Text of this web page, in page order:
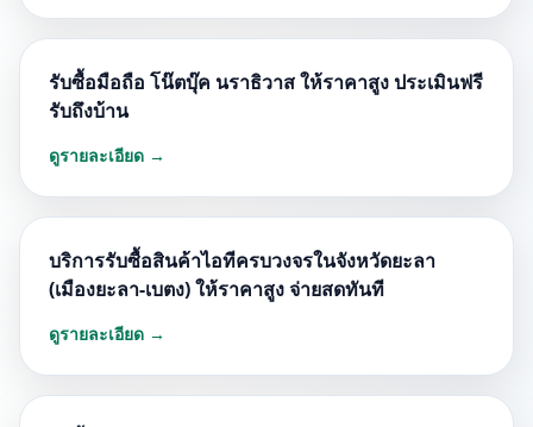
รับซื้อมือถือ โน๊ตบุ๊ค นราธิวาส ให้ราคาสูง ประเมินฟรี
รับถึงบ้าน
ดูรายละเอียด →
บริการรับซื้อสินค้าไอทีครบวงจรในจังหวัดยะลา
(เมืองยะลา-เบตง) ให้ราคาสูง จ่ายสดทันที
ดูรายละเอียด →